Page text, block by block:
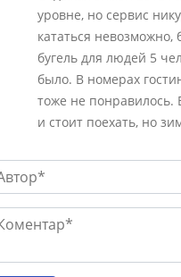
уровне, но сервис
кататься невозможно,
бугель для людей 5
было. В номерах
тоже не понравилось.
и стоит поехать, но